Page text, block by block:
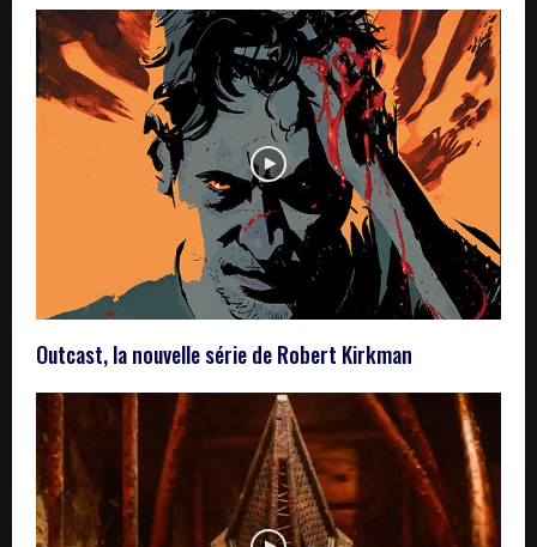
Outcast, la nouvelle série de Robert Kirkman